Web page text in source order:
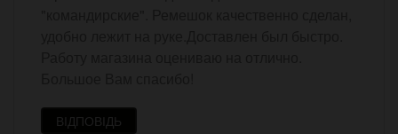
ВІДПОВІДЬ